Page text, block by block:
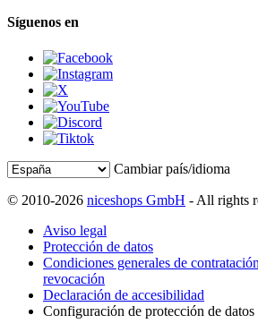
Síguenos en
Cambiar país/idioma
© 2010-2026 niceshops GmbH - All rights
Aviso legal
Protección de datos
Condiciones generales de
revocación
Declaración de accesibilidad
Configuración de protección de datos